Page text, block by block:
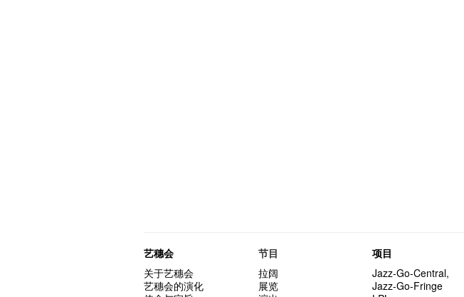
艺穗会
关于艺穗会
艺穗会的演化
节目
拉阔
展览
项目
Jazz-Go-Central,
Jazz-Go-Fringe